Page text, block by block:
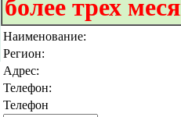
более трех
Наименование:
Регион:
Адрес:
Телефон:
Телефон